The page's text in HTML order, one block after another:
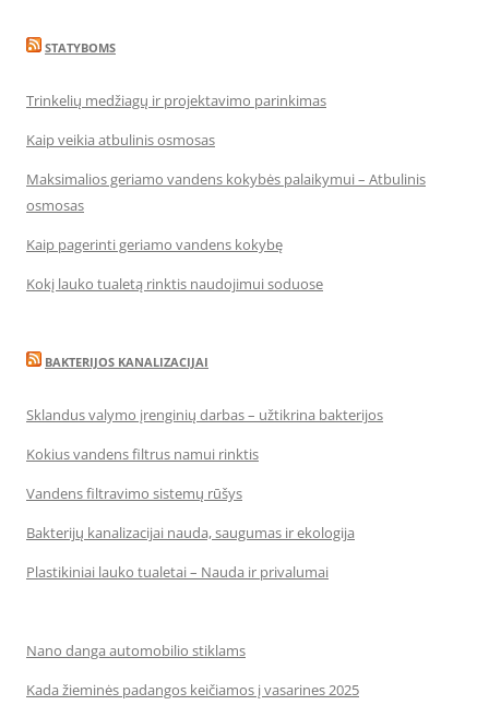
STATYBOMS
Trinkelių medžiagų ir projektavimo parinkimas
Kaip veikia atbulinis osmosas
Maksimalios geriamo vandens kokybės palaikymui – Atbulinis
osmosas
Kaip pagerinti geriamo vandens kokybę
Kokį lauko tualetą rinktis naudojimui soduose
BAKTERIJOS KANALIZACIJAI
Sklandus valymo įrenginių darbas – užtikrina bakterijos
Kokius vandens filtrus namui rinktis
Vandens filtravimo sistemų rūšys
Bakterijų kanalizacijai nauda, saugumas ir ekologija
Plastikiniai lauko tualetai – Nauda ir privalumai
Nano danga automobilio stiklams
Kada žieminės padangos keičiamos į vasarines 2025